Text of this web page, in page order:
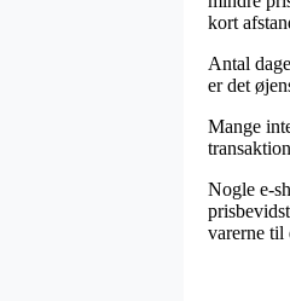
kort
Antal
er det
Mange
Nogle e-
varerne til